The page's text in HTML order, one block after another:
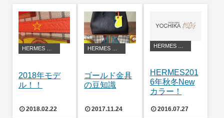
2018年モデ
ル！！
2018.02.22
ゴールド金具
の豆知識
2017.11.24
HERMES201
6年秋冬New
カラー！
2016.07.27